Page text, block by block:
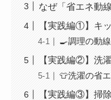
なぜ「省エネ動
【実践編①】キ
🍳調理の動
【実践編②】洗
👕洗濯の省
【実践編③】掃